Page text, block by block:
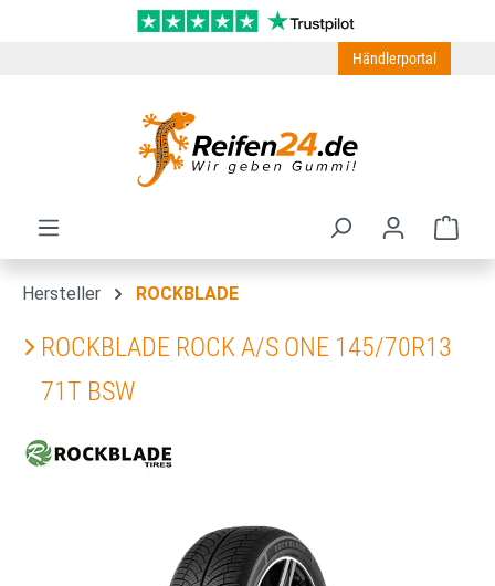
Zum Hauptinhalt springen
Händlerportal
Hersteller ROCKBLADE
ROCKBLADE ROCK A/S ONE 145/70R13
71T BSW
Bildergalerie überspringen